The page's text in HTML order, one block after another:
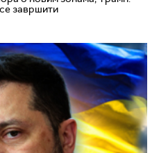
завршити